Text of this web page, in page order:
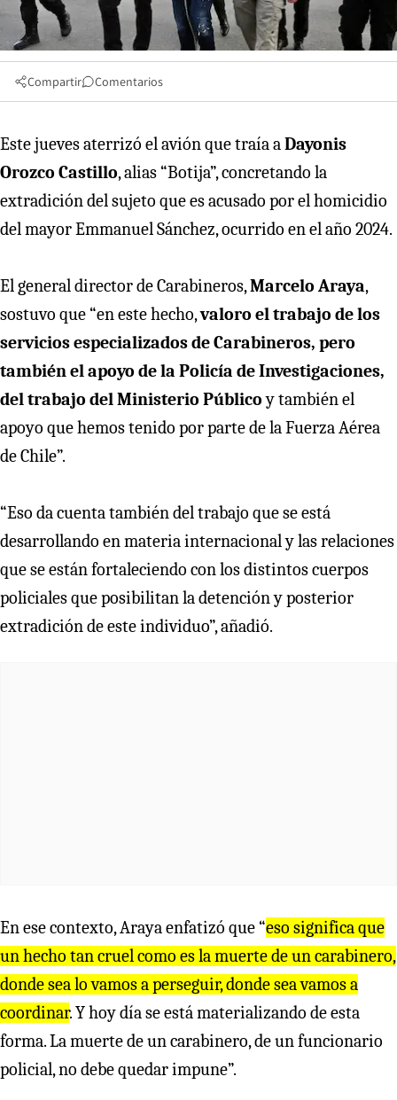
Compartir Comentarios
Este jueves aterrizó el avión que traía aDayonis
Orozco Castillo, alias “Botija”, concretando la
extradición del sujeto que es acusado por el homicidio
del mayor Emmanuel Sánchez, ocurrido en el año 2024.
El general director de Carabineros,Marcelo Araya,
sostuvo que “en este hecho,valoro el trabajo de los
servicios especializados de Carabineros, pero
también el apoyo de la Policía de Investigaciones,
del trabajo del Ministerio Públicoy también el
apoyo que hemos tenido por parte de la Fuerza Aérea
de Chile”.
“Eso da cuenta también del trabajo que se está
desarrollando en materia internacional y las relaciones
que se están fortaleciendo con los distintos cuerpos
policiales que posibilitan la detención y posterior
extradición de este individuo”, añadió.
En ese contexto, Araya enfatizó que “eso significa que
un hecho tan cruel como es la muerte de un carabinero,
donde sea lo vamos a perseguir, donde sea vamos a
coordinar. Y hoy día se está materializando de esta
forma. La muerte de un carabinero, de un funcionario
policial, no debe quedar impune”.